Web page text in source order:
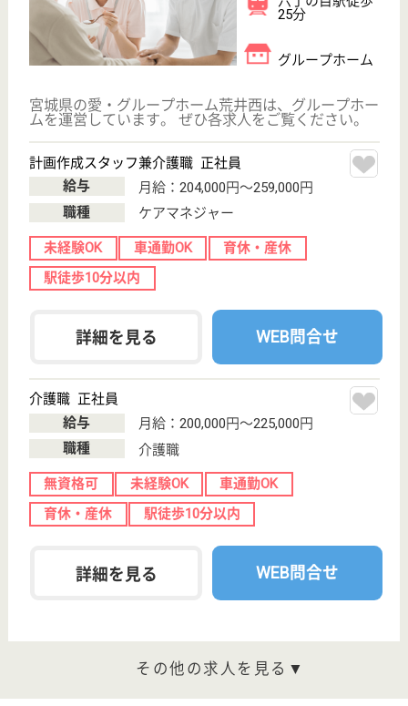
(ヘルパー2級) (ヘルパー1級)
介護福祉士 社会福祉士
OT その他・なし
次のステップへ
戻る
次のステッ
サービス紹介
クリックジョブ介護とは
公式LINE＠
お役立ち情報
転職ノウハウ
初めての介護転職
介護転職お悩み相談室
介護業界給与データ
転職事例